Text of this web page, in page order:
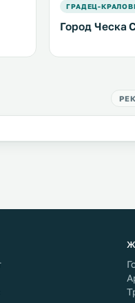
ГРАДЕЦ-
Город Ческа